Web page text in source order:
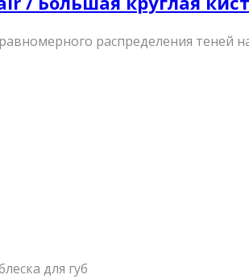
распределения теней
для губ